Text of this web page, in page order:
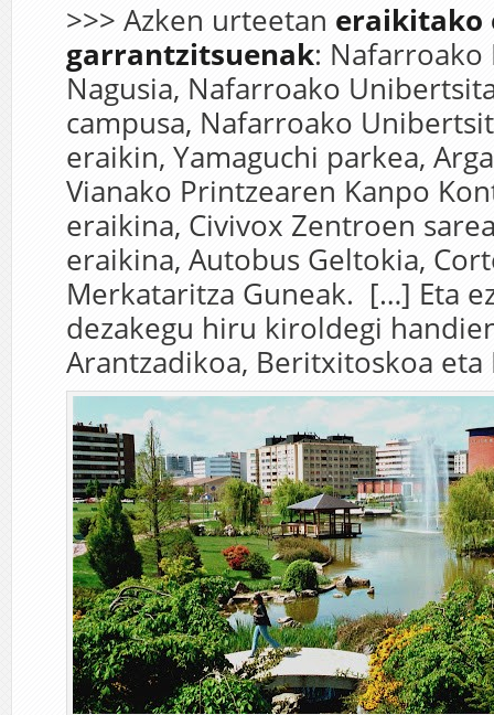
>>> Azken urteetan eraikitako
garrantzitsuenak:
Nagusia, Nafarroako
campusa, Nafarroako
eraikin, Yamaguchi parkea,
Vianako Printzearen Kanpo
eraikina, Civivox Zentroen
eraikina, Autobus Geltokia,
Merkataritza Guneak. […] Eta
dezakegu hiru kiroldegi
Arantzadikoa, Beritxitoskoa